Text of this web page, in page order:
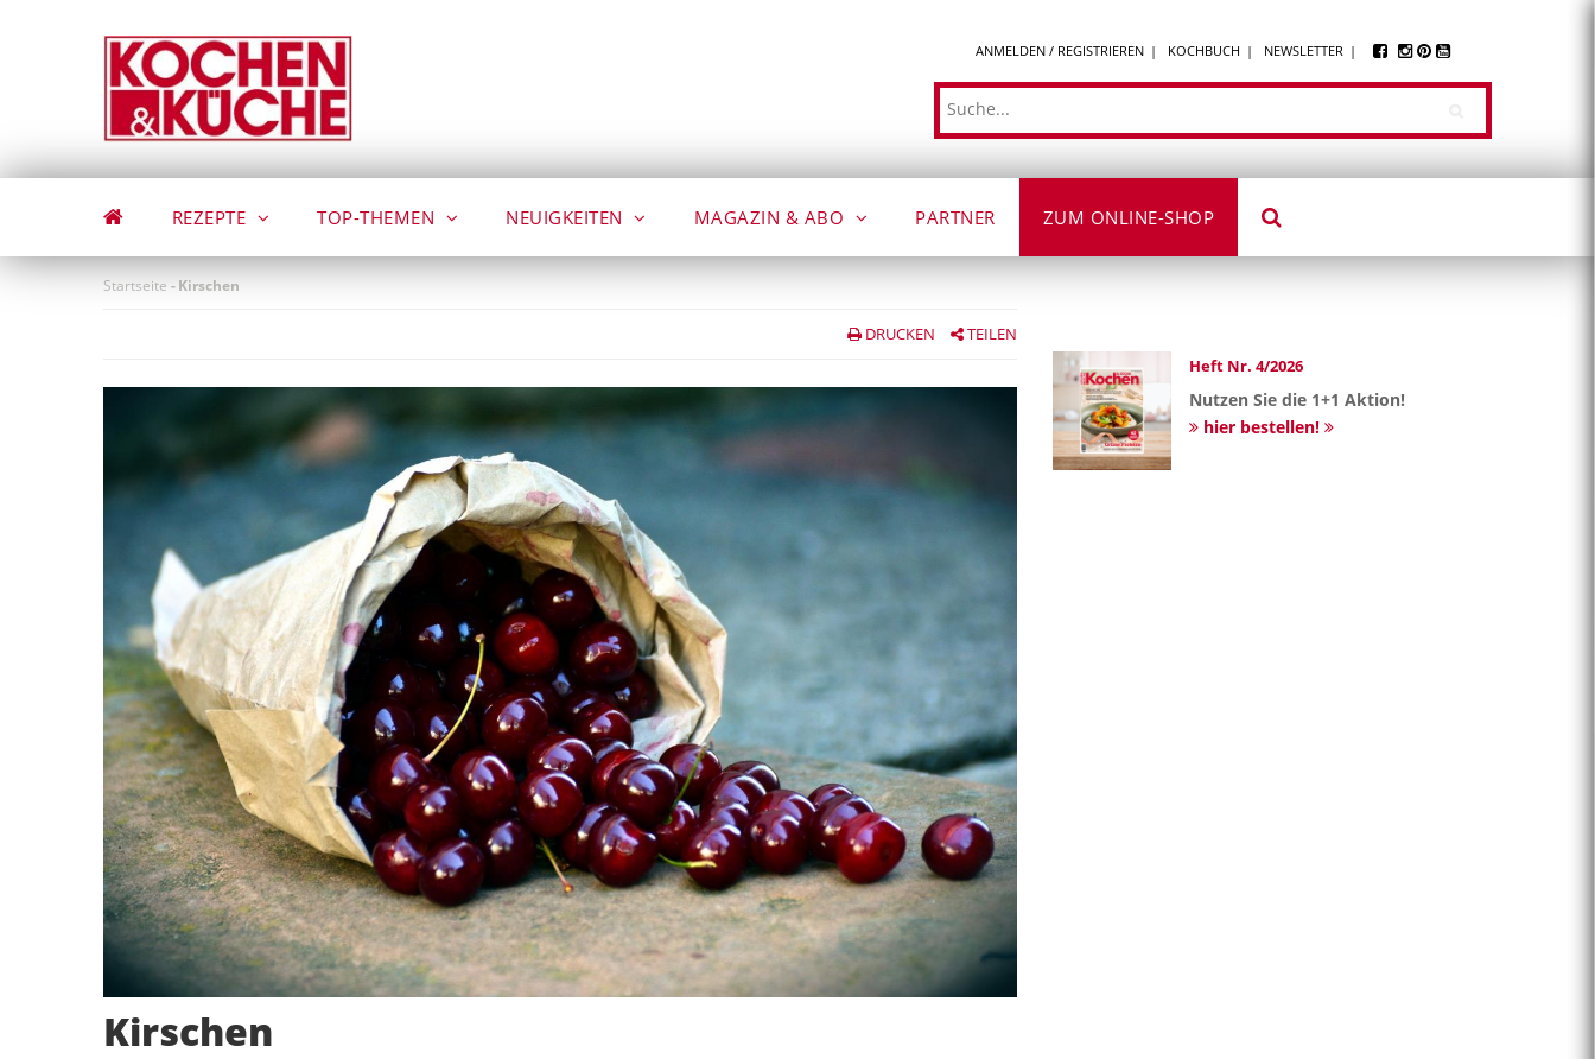
ANMELDEN / REGISTRIEREN KOCHBUCH NEWSLETTER
Suche
REZEPTE TOP-THEMEN NEUIGKEITEN MAGAZIN & ABO PARTNER ZUM ONLINE-SHOP
Startseite -Kirschen
DRUCKEN TEILEN
Kirschen
Heft Nr. 4/2026
Nutzen Sie die 1+1 Aktion!
hier bestellen!